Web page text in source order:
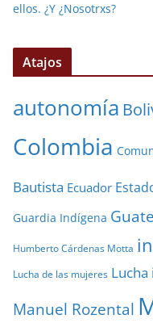
ellos. ¿Y ¿Nosotrxs?
Atajos
autonomía
Colombia
Bautista Ecuador
Guardia Indígena
Humberto Cárdenas Motta
Lucha de las mujeres Lucha
Manuel Rozental